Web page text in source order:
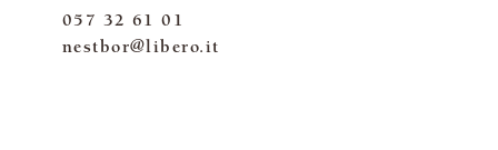
057 32 61 01
nestbor@libero.it